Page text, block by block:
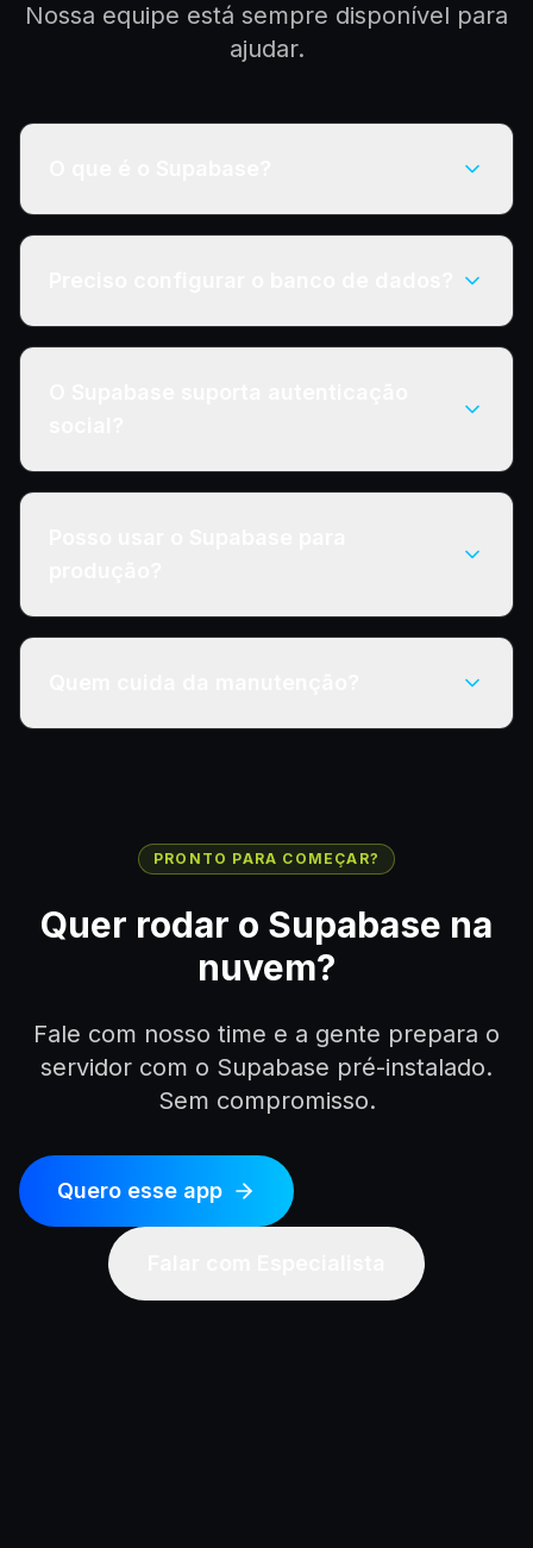
Nossa equipe está sempre disponível para
ajudar.
PRONTO PARA COMEÇAR?
Quer rodar o Supabase na
nuvem?
Fale com nosso time e a gente prepara o
servidor com o Supabase pré-instalado.
Sem compromisso.
Quero esse app